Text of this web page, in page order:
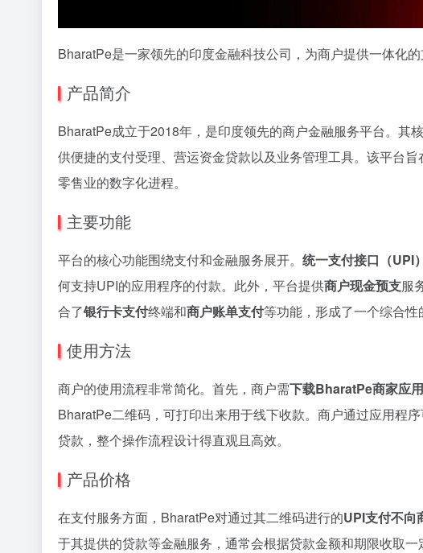
BharatPe是一家领先的印度金融科技公司，为商户提供一体化
产品简介
BharatPe成立于2018年，是印度领先的商户金融服务平台。其
供便捷的支付受理、营运资金贷款以及业务管理工具。该平台
零售业的数字化进程。
主要功能
平台的核心功能围绕支付和金融服务展开。 统一支付接口（UPI
何支持UPI的应用程序的付款。此外，平台提供商户现金预支服
合了银行卡支付终端和商户账单支付等功能，形成了一个综合性
使用方法
商户的使用流程非常简化。首先，商户需下载BharatPe商家应
BharatPe二维码，可打印出来用于线下收款。商户通过应用程
贷款，整个操作流程设计得直观且高效。
产品价格
在支付服务方面，BharatPe对通过其二维码进行的UPI支付不向
于其提供的贷款等金融服务，通常会根据贷款金额和期限收取一